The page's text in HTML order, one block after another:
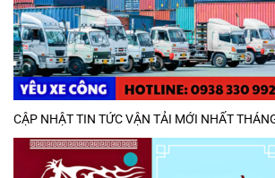
CẬP NHẬT TIN TỨC VẬN TẢI MỚI NHẤT